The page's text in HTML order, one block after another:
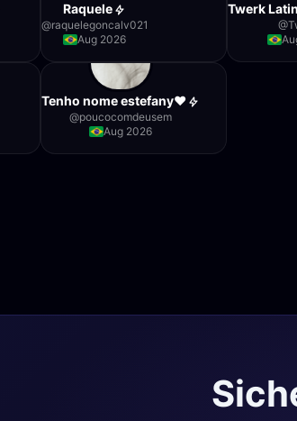
Raquele
@raquelegoncalv021
Aug 2026
Twerk
@
Tenho nome estefany❤️
@poucocomdeusem
Aug 2026